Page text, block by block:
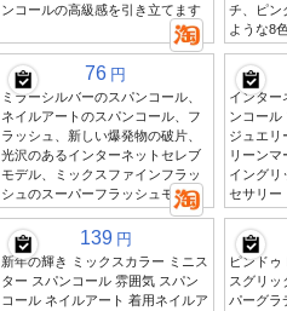
ンコールの高級感を引き立てます
チ、ピン
ような8
76 円
ミラーシルバーのスパンコール、
ネイルアートのスパンコール、フ
ラッシュ、新しい爆発物の破片、
光沢のあるインターネットセレブ
モデル、ミックスファインフラッ
シュのスーパーフラッシュモデル
インター
ンコール
ジュエリ
リーンマ
イングリ
セサリー
139 円
新年の輝き ミックスカラー ミニス
ター スパンコール 雰囲気 スパン
コール ネイルアート 着用ネイルア
ピンドゥ
スグリッ
パーグラ